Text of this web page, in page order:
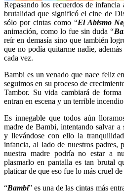
Repasando los recuerdos de
brutalidad que significó el cine de
sólo por cintas como “El Abismo
animación, como lo fue sin duda “
reír en demasía sino que también
que no podía quitarme nadie,
cada vez.
Bambi es un venado que nace feliz
seguimos en su proceso de
Tambor. Su vida cambiará de
entran en escena y un terrible
Es innegable que todos aún
madre de Bambi, intentando salvar
y llevándose con ello la
infancia, al lado de nuestros padres,
nuestra madre podría no estar a
plasmarlo en pantalla es tan brutal
platicar de que eso fue lo más cruel
“Bambi” es una de las cintas más